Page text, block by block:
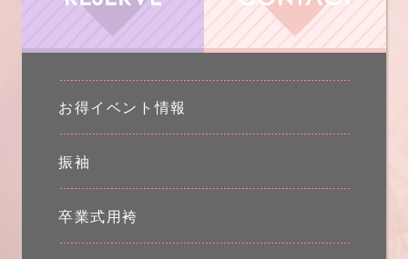
お得イベント情報
振袖
卒業式用袴